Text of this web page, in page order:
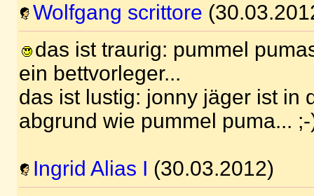
Wolfgang scrittore
das ist traurig: pummel
ein bettvorleger...
das ist lustig: jonny jäger ist in
abgrund wie pummel puma...
Ingrid Alias I (30.03.2012)